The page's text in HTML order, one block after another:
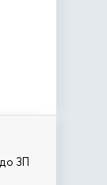
ЗП